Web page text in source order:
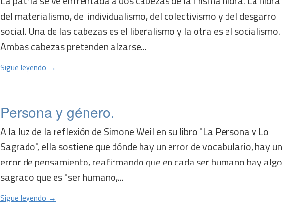
del materialismo, del individualismo, del colectivismo y del desgarro
social. Una de las cabezas es el liberalismo y la otra es el socialismo.
Ambas cabezas pretenden alzarse...
Sigue leyendo →
Persona y género.
A la luz de la reflexión de Simone Weil en su libro "La Persona y Lo
Sagrado", ella sostiene que dónde hay un error de vocabulario, hay un
error de pensamiento, reafirmando que en cada ser humano hay algo
sagrado que es "ser humano,...
Sigue leyendo →